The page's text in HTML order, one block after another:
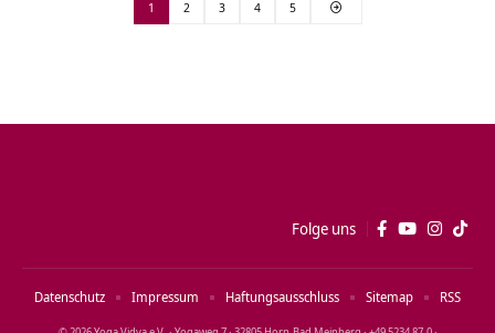
1 2 3 4 5
Folge uns
Datenschutz Impressum Haftungsausschluss Sitemap RSS